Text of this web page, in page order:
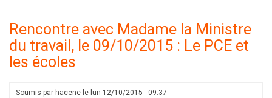
Rencontre avec Madame la Ministre
du travail, le 09/10/2015 : Le PCE et
les écoles
Soumis par hacene le lun 12/10/2015 - 09:37